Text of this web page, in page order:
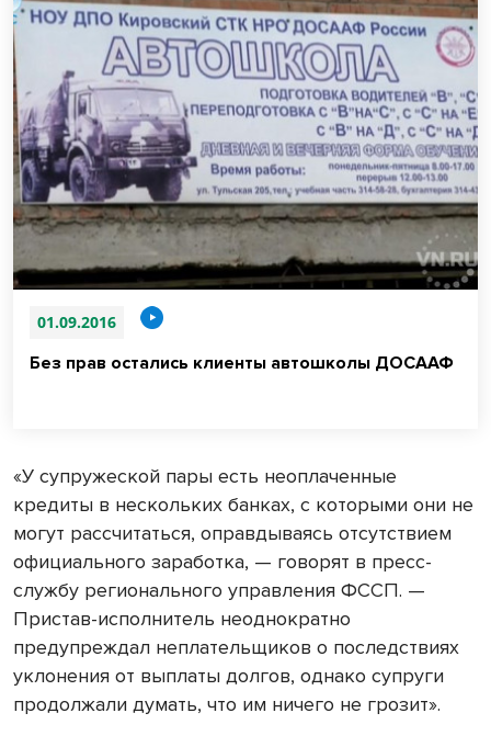
01.09.2016
Без прав остались клиенты автошколы ДОСААФ
«У супружеской пары есть неоплаченные
кредиты в нескольких банках, с которыми они не
могут рассчитаться, оправдываясь отсутствием
официального заработка, — говорят в пресс-
службу регионального управления ФССП. —
Пристав-исполнитель неоднократно
предупреждал неплательщиков о последствиях
уклонения от выплаты долгов, однако супруги
продолжали думать, что им ничего не грозит».